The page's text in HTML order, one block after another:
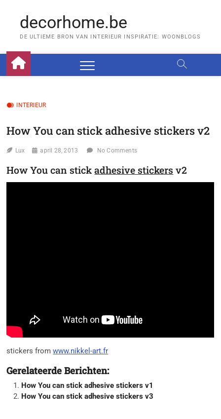
contentdecorhome.be
DE ULTIEME BRON VAN INTERIEUR INSPIRATIE: WOONBLOGS
INTERIEUR
How You can stick adhesive stickers v2
Lux april 28, 2013 No Comments
How You can stickadhesive stickers v2
stickers fromwww.nikkel-art.fr
Gerelateerde Berichten:
How You can stick adhesive stickers v1
How You can stick adhesive stickers v3